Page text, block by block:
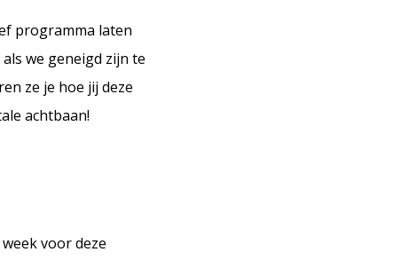
programma laten
we geneigd zijn te
ze je hoe jij deze
achtbaan!
voor deze